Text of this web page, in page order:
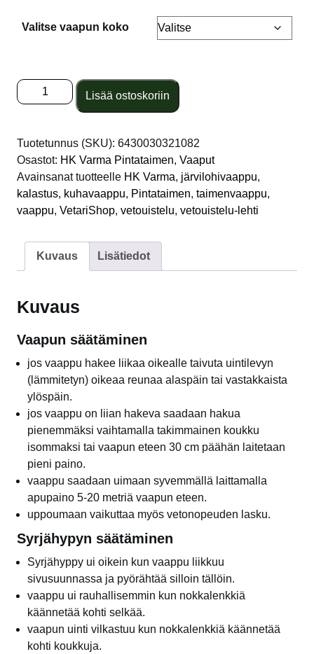
Valitse vaapun koko
HK
Varma
Tuksu
Tinapaperi
määrä
Lisää ostoskoriin
Tuotetunnus (SKU): 6430030321082
Osastot: HK Varma Pintataimen, Vaaput
Avainsanat tuotteelle HK Varma, järvilohivaappu,
kalastus, kuhavaappu, Pintataimen, taimenvaappu,
vaappu, VetariShop, vetouistelu, vetouistelu-lehti
Kuvaus Lisätiedot
Kuvaus
Vaapun säätäminen
jos vaappu hakee liikaa oikealle taivuta uintilevyn
(lämmitetyn) oikeaa reunaa alaspäin tai vastakkaista
ylöspäin.
jos vaappu on liian hakeva saadaan hakua
pienemmäksi vaihtamalla takimmainen koukku
isommaksi tai vaapun eteen 30 cm päähän laitetaan
pieni paino.
vaappu saadaan uimaan syvemmällä laittamalla
apupaino 5-20 metriä vaapun eteen.
uppoumaan vaikuttaa myös vetonopeuden lasku.
Syrjähypyn säätäminen
Syrjähyppy ui oikein kun vaappu liikkuu
sivusuunnassa ja pyörähtää silloin tällöin.
vaappu ui rauhallisemmin kun nokkalenkkiä
käännetää kohti selkää.
vaapun uinti vilkastuu kun nokkalenkkiä käännetää
kohti koukkuja.